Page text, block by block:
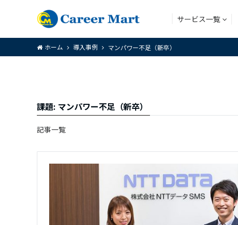
サービス一覧
ホーム 導入事例 マンパワー不足（新卒）
課題: マンパワー不足（新卒）
記事一覧